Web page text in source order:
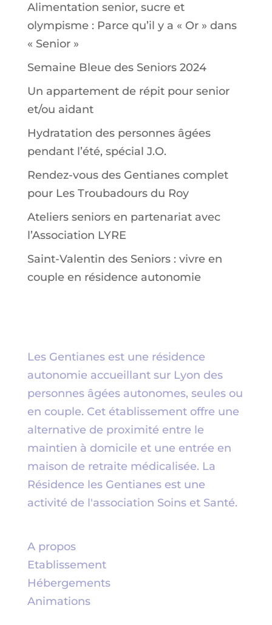
Alimentation senior, sucre et
olympisme : Parce qu’il y a « Or » dans
« Senior »
Semaine Bleue des Seniors 2024
Un appartement de répit pour senior
et/ou aidant
Hydratation des personnes âgées
pendant l’été, spécial J.O.
Rendez-vous des Gentianes complet
pour Les Troubadours du Roy
Ateliers seniors en partenariat avec
l’Association LYRE
Saint-Valentin des Seniors : vivre en
couple en résidence autonomie
Les Gentianes est une résidence
autonomie accueillant sur Lyon des
personnes âgées autonomes, seules ou
en couple. Cet établissement offre une
alternative de proximité entre le
maintien à domicile et une entrée en
maison de retraite médicalisée. La
Résidence les Gentianes est une
activité de l'association Soins et Santé.
A propos
Etablissement
Hébergements
Animations